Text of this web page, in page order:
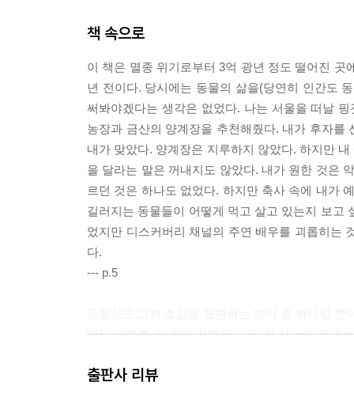
책 속으로
이 책은 멸종 위기로부터 3억 광년 정도 떨어진
년 전이다. 당시에는 동물의 삶을(당연히 인간도
써봐야겠다는 생각은 없었다. 나는 서울을 떠날
농장과 금산의 양계장을 추천해줬다. 내가 후자
내가 맞았다. 양계장은 지루하지 않았다. 하지만
을 달라는 말은 꺼내지도 않았다. 내가 원한 것은
르던 것은 하나도 없었다. 하지만 축사 속에 내가
길러지는 동물들이 어떻게 먹고 살고 있는지 보고
었지만 디스커버리 채널의 주연 배우를 괴롭히는
다.
--- p.5
체도 알아볼 수 없게 짓밟은 다음 저 산 너머로 차
하는 것 말고는 다른 태도를 취할 수가 없었다. 케
출판사 리뷰